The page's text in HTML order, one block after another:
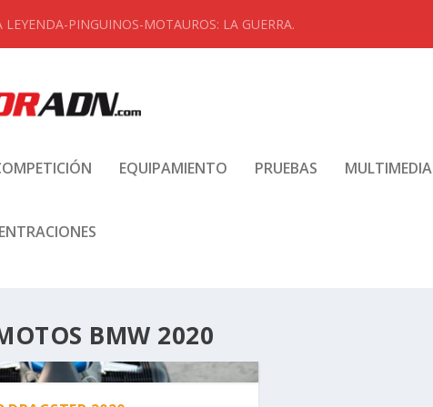
LEYENDA-PINGUINOS-MOTAUROS: LA GUERRA.
EQUIPAMIENTO PRUEBAS MULTIMEDIA
BMW 2020